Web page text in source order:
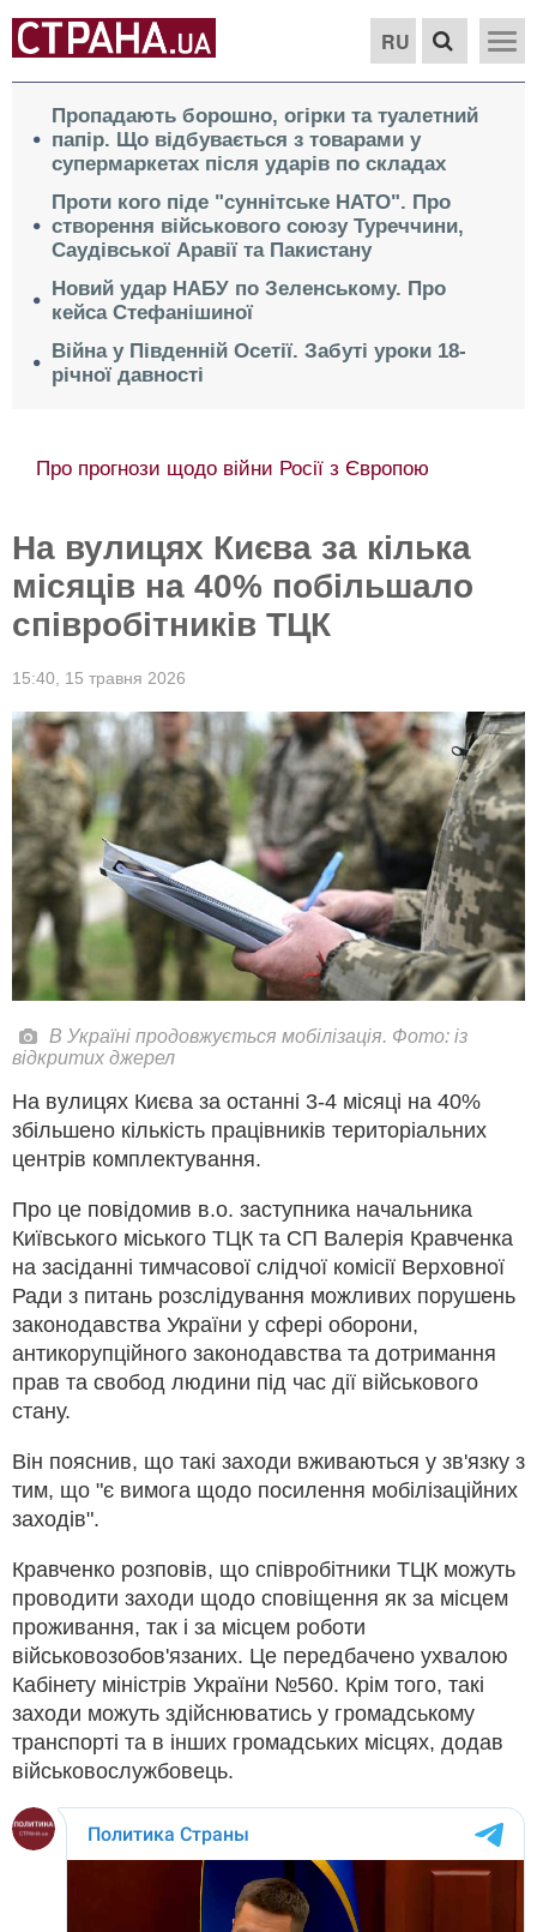
RU
Пропадають борошно, огірки та туалетний
папір. Що відбувається з товарами у
супермаркетах після ударів по складах
Проти кого піде "суннітське НАТО". Про
створення військового союзу Туреччини,
Саудівської Аравії та Пакистану
Новий удар НАБУ по Зеленському. Про
кейса Стефанішиної
Війна у Південній Осетії. Забуті уроки 18-
річної давності
Про прогнози щодо війни Росії з Європою
На вулицях Києва за кілька
місяців на 40% побільшало
співробітників ТЦК
15:40, 15 травня 2026
В Україні продовжується мобілізація. Фото: із
відкритих джерел
На вулицях Києва за останні 3-4 місяці на 40%
збільшено кількість працівників територіальних
центрів комплектування.
Про це повідомив в.о. заступника начальника
Київського міського ТЦК та СП Валерія Кравченка
на засіданні тимчасової слідчої комісії Верховної
Ради з питань розслідування можливих порушень
законодавства України у сфері оборони,
антикорупційного законодавства та дотримання
прав та свобод людини під час дії військового
стану.
Він пояснив, що такі заходи вживаються у зв'язку з
тим, що "є вимога щодо посилення мобілізаційних
заходів".
Кравченко розповів, що співробітники ТЦК можуть
проводити заходи щодо сповіщення як за місцем
проживання, так і за місцем роботи
військовозобов'язаних. Це передбачено ухвалою
Кабінету міністрів України №560. Крім того, такі
заходи можуть здійснюватись у громадському
транспорті та в інших громадських місцях, додав
військовослужбовець.